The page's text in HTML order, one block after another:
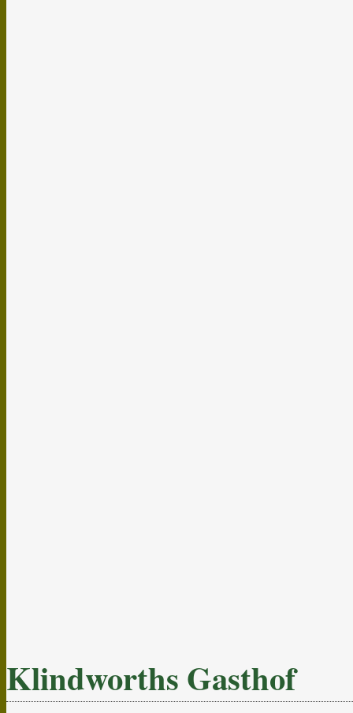
Klindworths Gasthof